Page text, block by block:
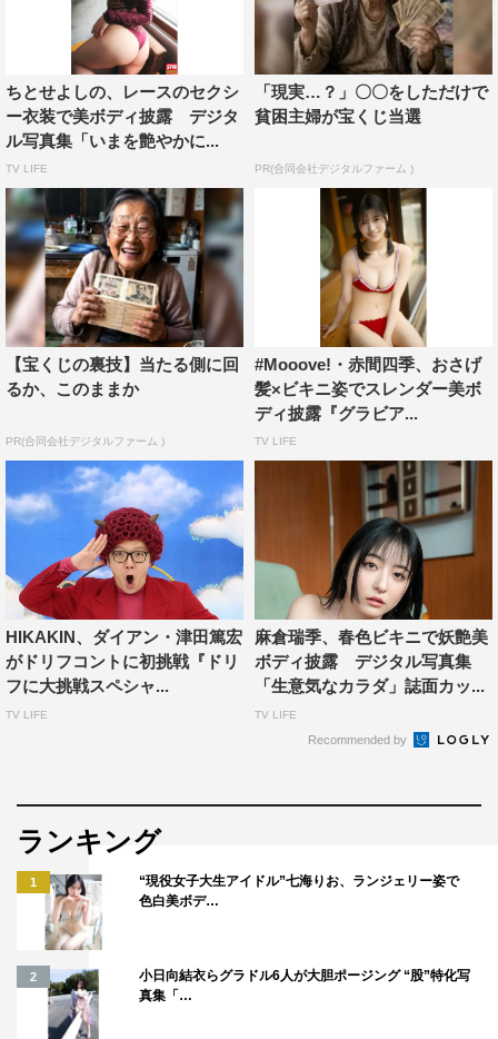
ちとせよしの、レースのセクシ
ー衣装で美ボディ披露 デジタ
ル写真集「いまを艶やかに...
TV LIFE
「現実…？」〇〇をしただけで
貧困主婦が宝くじ当選
PR(合同会社デジタルファーム )
【宝くじの裏技】当たる側に回
るか、このままか
PR(合同会社デジタルファーム )
#Mooove!・赤間四季、おさげ
髪×ビキニ姿でスレンダー美ボ
ディ披露『グラビア...
TV LIFE
HIKAKIN、ダイアン・津田篤宏
がドリフコントに初挑戦『ドリ
フに大挑戦スペシャ...
TV LIFE
麻倉瑞季、春色ビキニで妖艶美
ボディ披露 デジタル写真集
「生意気なカラダ」誌面カッ...
TV LIFE
Recommended by
ランキング
1
“現役女子大生アイドル”七海りお、ランジェリー姿で
色白美ボデ…
2
小日向結衣らグラドル6人が大胆ポージング “股”特化写
真集「…